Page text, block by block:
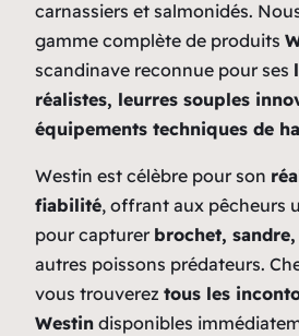
carnassiers et salmonidés.
gamme complète de produits
scandinave reconnue pour ses
réalistes, leurres souples
équipements techniques de
Westin est célèbre pour son
fiabilité, offrant aux pêcheurs
pour capturer brochet,
autres poissons prédateurs.
vous trouverez tous les
Westin disponibles